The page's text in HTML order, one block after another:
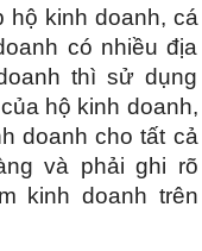
hộ kinh doanh, cá
có nhiều địa
thì sử dụng
hộ kinh doanh,
doanh cho tất cả
và phải ghi rõ
kinh doanh trên